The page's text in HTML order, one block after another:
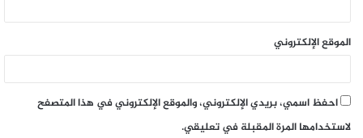
الموقع الإلكتروني
احفظ اسمي، بريدي الإلكتروني، والموقع الإلكتروني في هذا المتصفح
لاستخدامها المرة المقبلة في تعليقي.